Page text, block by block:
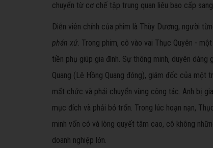
chuyển từ cơ chế tập trung quan liêu bao cấp
Diễn viên chính của phim là Thùy Dương, người
phán xử. Trong phim, cô vào vai Thục Quyên -
tiền phụ giúp gia đình. Sự thông minh, duyên
Quang (Lê Hồng Quang đóng), giám đốc của một
mất chức và phải chuyển vùng công tác. Anh bị
mục đích và phải bỏ trốn. Trong lúc hoạn nạn,
minh vốn có và lòng quyết tâm cao, cô không
doanh nghiệp lớn.